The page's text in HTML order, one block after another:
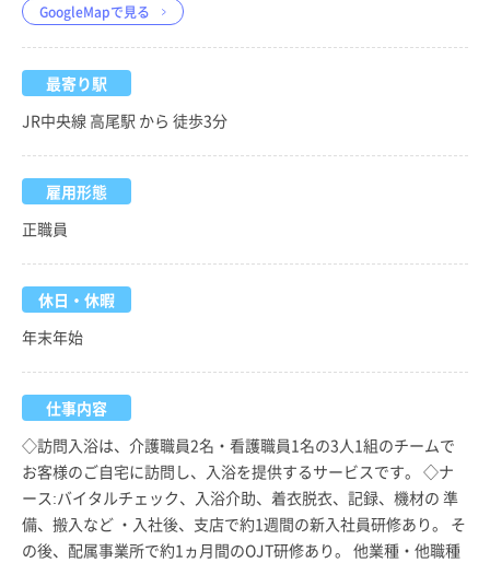
GoogleMapで見る
最寄り駅
JR中央線 高尾駅 から 徒歩3分
雇用形態
正職員
休日・休暇
年末年始
仕事内容
◇訪問入浴は、介護職員2名・看護職員1名の3人1組のチームで
お客様のご自宅に訪問し、入浴を提供するサービスです。 ◇ナ
ース:バイタルチェック、入浴介助、着衣脱衣、記録、機材の 準
備、搬入など ・入社後、支店で約1週間の新入社員研修あり。 そ
の後、配属事業所で約1ヵ月間のOJT研修あり。 他業種・他職種